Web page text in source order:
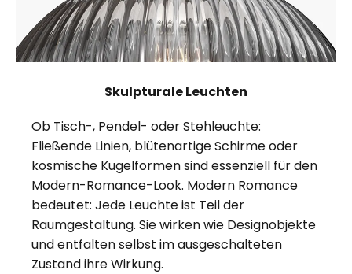
Skulpturale Leuchten
Ob Tisch-, Pendel- oder Stehleuchte:
Fließende Linien, blütenartige Schirme oder
kosmische Kugelformen sind essenziell für den
Modern-Romance-Look. Modern Romance
bedeutet: Jede Leuchte ist Teil der
Raumgestaltung. Sie wirken wie Designobjekte
und entfalten selbst im ausgeschalteten
Zustand ihre Wirkung.